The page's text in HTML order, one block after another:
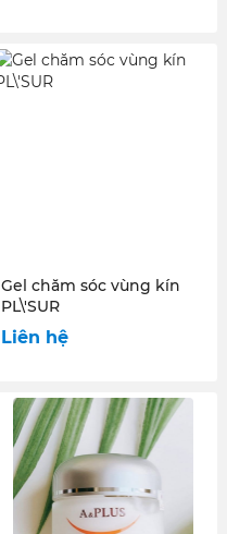
Gel chăm sóc vùng kín
PL\'SUR
Liên hệ